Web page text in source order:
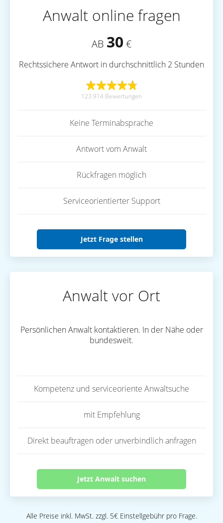
Anwalt online fragen
AB 30 €
Rechtssichere Antwort in durchschnittlich 2 Stunden
123.914 Bewertungen
Keine Terminabsprache
Antwort vom Anwalt
Rückfragen möglich
Serviceorientierter Support
Jetzt Frage stellen
Anwalt vor Ort
Persönlichen Anwalt kontaktieren. In der Nähe oder
bundesweit.
Kompetenz und serviceoriente Anwaltsuche
mit Empfehlung
Direkt beauftragen oder unverbindlich anfragen
Jetzt Anwalt suchen
Alle Preise inkl. MwSt. zzgl. 5€ Einstellgebühr pro Frage.